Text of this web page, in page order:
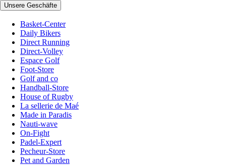
Unsere Geschäfte
Basket-Center
Daily Bikers
Direct Running
Direct-Volley
Espace Golf
Foot-Store
Golf and co
Handball-Store
House of Rugby
La sellerie de Maé
Made in Paradis
Nauti-wave
On-Fight
Padel-Expert
Pecheur-Store
Pet and Garden